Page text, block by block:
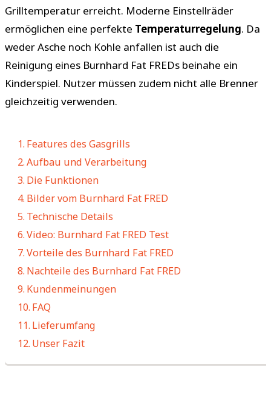
Grilltemperatur erreicht. Moderne Einstellräder
ermöglichen eine perfekte Temperaturregelung. Da
weder Asche noch Kohle anfallen ist auch die
Reinigung eines Burnhard Fat FREDs beinahe ein
Kinderspiel. Nutzer müssen zudem nicht alle Brenner
gleichzeitig verwenden.
Features des Gasgrills
Aufbau und Verarbeitung
Die Funktionen
Bilder vom Burnhard Fat FRED
Technische Details
Video: Burnhard Fat FRED Test
Vorteile des Burnhard Fat FRED
Nachteile des Burnhard Fat FRED
Kundenmeinungen
FAQ
Lieferumfang
Unser Fazit